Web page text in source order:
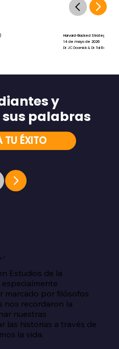
Harvard-Backed Strategies for
14 de mayo de 2026
Dr. JC Doornick & Dr. Tal Ben-
TU ÉXITO
y
palabras
Estudios de la
especialmente
marcado por filósofos
nos recordaron la
nuestras
las historias a través de
la vida.